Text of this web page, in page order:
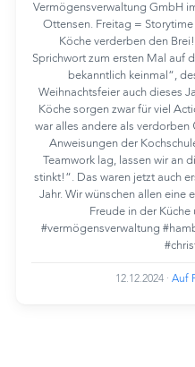
Vermögensverwaltung GmbH
Ottensen. Freitag =
Köche verderben den
Sprichwort zum ersten Mal auf
bekanntlich keinmal“,
Weihnachtsfeier auch dieses
Köche sorgen zwar für viel
war alles andere als
Anweisungen der
Teamwork lag, lassen wir an
stinkt!“. Das waren jetzt auch
Jahr. Wir wünschen allen eine
Freude in der
#vermögensverwaltung
12.12.2024· Auf